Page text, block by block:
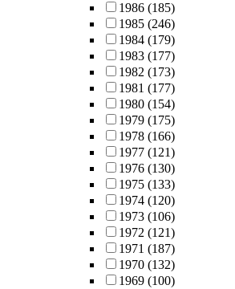
1986 (185)
1985 (246)
1984 (179)
1983 (177)
1982 (173)
1981 (177)
1980 (154)
1979 (175)
1978 (166)
1977 (121)
1976 (130)
1975 (133)
1974 (120)
1973 (106)
1972 (121)
1971 (187)
1970 (132)
1969 (100)